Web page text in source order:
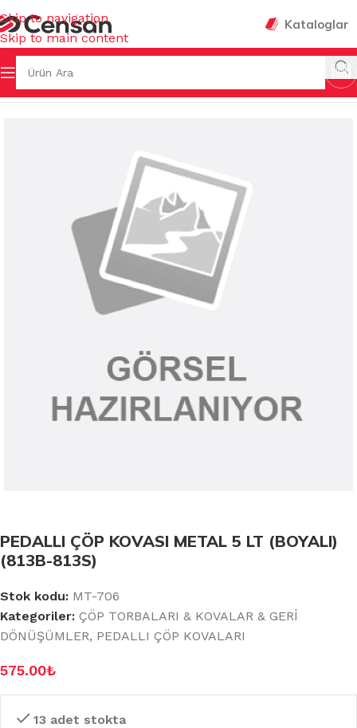
Skip to navigation
Skip to main content
Kataloglar
& GERİ DÖNÜŞÜMLER PEDALLI ÇÖP KOVALARI
PEDALLI ÇÖP KOVASI METAL 5 LT (BOYALI)
(813B-813S)
Stok kodu: MT-706
Kategoriler: ÇÖP TORBALARI & KOVALAR & GERİ
DÖNÜŞÜMLER, PEDALLI ÇÖP KOVALARI
575.00₺
13 adet stokta